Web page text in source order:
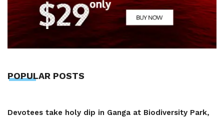
POPULAR POSTS
Devotees take holy dip in Ganga at Biodiversity Park,